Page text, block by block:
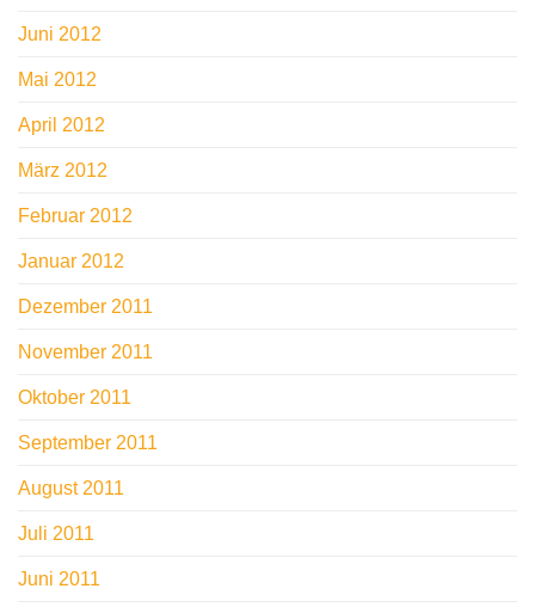
Juni 2012
Mai 2012
April 2012
März 2012
Februar 2012
Januar 2012
Dezember 2011
November 2011
Oktober 2011
September 2011
August 2011
Juli 2011
Juni 2011